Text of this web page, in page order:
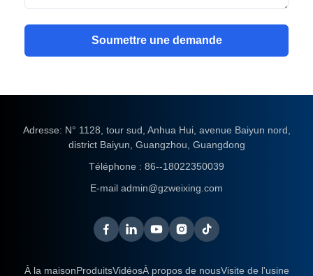
Soumettre une demande
Adresse: N° 1128, tour sud, Anhua Hui, avenue Baiyun nord,
district Baiyun, Guangzhou, Guangdong
Téléphone : 86--18022350039
E-mail admin@gzweixing.com
À la maisonProduitsVidéosÀ propos de nousVisite de l'usine